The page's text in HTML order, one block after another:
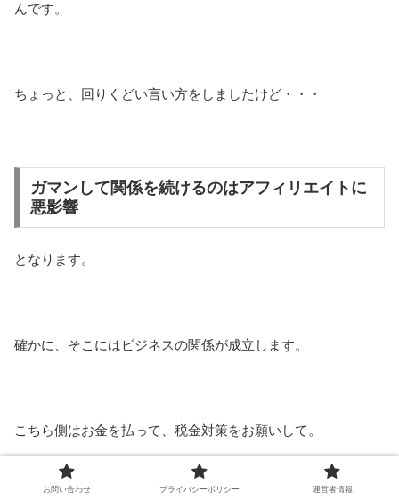
んです。
ちょっと、回りくどい言い方をしましたけど・・・
ガマンして関係を続けるのはアフィリエイトに
悪影響
となります。
確かに、そこにはビジネスの関係が成立します。
こちら側はお金を払って、税金対策をお願いして。
お問い合わせ プライバシーポリシー 運営者情報